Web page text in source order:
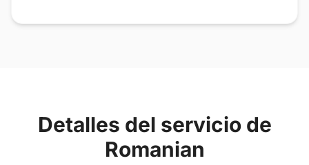
Detalles del servicio de
Romanian